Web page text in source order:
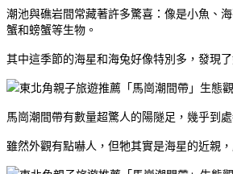
潮池與礁岩間常藏著許多驚喜：像是小魚、
蟹和螃蟹等生物。
其中這季節的海星和海兔好像特別多，發現
馬崗潮間帶有數量超驚人的陽隧足，幾乎到處
雖然外觀有點嚇人，但牠其實是海星的近親